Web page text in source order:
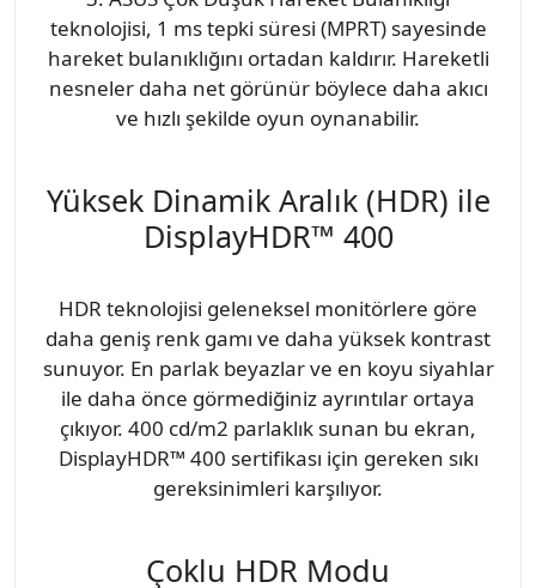
teknolojisi, 1 ms tepki süresi (MPRT) sayesinde
hareket bulanıklığını ortadan kaldırır. Hareketli
nesneler daha net görünür böylece daha akıcı
ve hızlı şekilde oyun oynanabilir.
Yüksek Dinamik Aralık (HDR) ile
DisplayHDR™ 400
HDR teknolojisi geleneksel monitörlere göre
daha geniş renk gamı ve daha yüksek kontrast
sunuyor. En parlak beyazlar ve en koyu siyahlar
ile daha önce görmediğiniz ayrıntılar ortaya
çıkıyor. 400 cd/m2 parlaklık sunan bu ekran,
DisplayHDR™ 400 sertifikası için gereken sıkı
gereksinimleri karşılıyor.
Çoklu HDR Modu